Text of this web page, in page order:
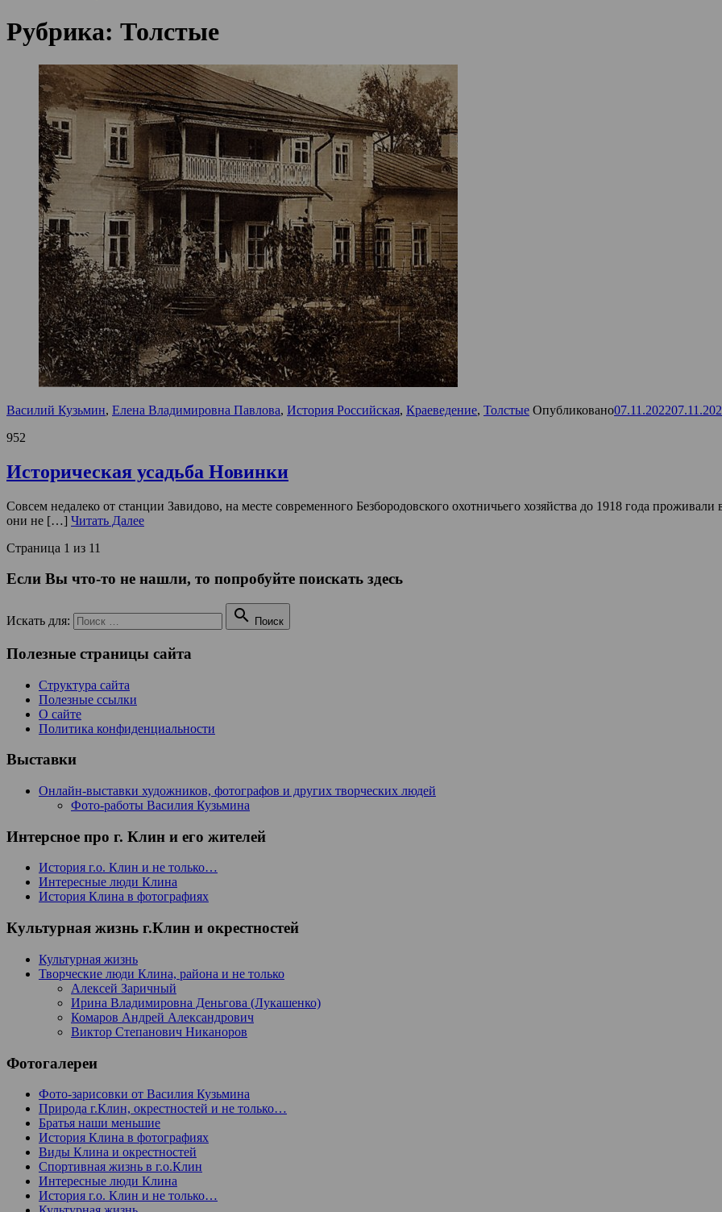
Рубрика: Толстые
Василий Кузьмин, Елена Владимировна Павлова, История Российская, Краеведение, Толстые Опубликовано07.11.2022
952
Историческая усадьба Новинки
Совсем недалеко от станции Завидово, на месте современного Безбородовского охотничьего хозяйства до 1918 года
они не […] Читать Далее
Страница 1 из 11
Если Вы что-то не нашли, то попробуйте поискать здесь
Искать для:  Поиск
Полезные страницы сайта
Структура сайта
Полезные ссылки
О сайте
Политика конфиденциальности
Выставки
Онлайн-выставки художников, фотографов и других творческих людей
Фото-работы Василия Кузьмина
Интерсное про г. Клин и его жителей
История г.о. Клин и не только…
Интересные люди Клина
История Клина в фотографиях
Культурная жизнь г.Клин и окрестностей
Культурная жизнь
Творческие люди Клина, района и не только
Алексей Заричный
Ирина Владимировна Деньгова (Лукашенко)
Комаров Андрей Александрович
Виктор Степанович Никаноров
Фотогалереи
Фото-зарисовки от Василия Кузьмина
Природа г.Клин, окрестностей и не только…
Братья наши меньшие
История Клина в фотографиях
Виды Клина и окрестностей
Спортивная жизнь в г.о.Клин
Интересные люди Клина
История г.о. Клин и не только…